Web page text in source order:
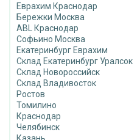
Еврахим Краснодар
Бережки Москва
ABL Краснодар
Софьино Москва
Екатеринбург Еврахим
Склад Екатеринбург Уралсок
Склад Новороссийск
Склад Владивосток
Ростов
Томилино
Краснодар
Челябинск
Казань